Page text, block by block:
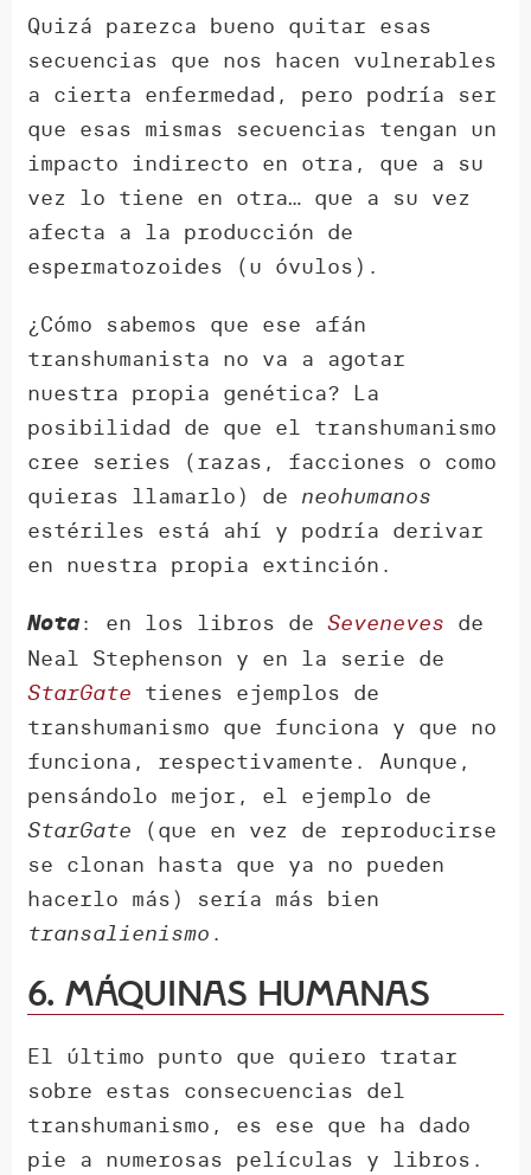
Quizá parezca bueno quitar esas
secuencias que nos hacen vulnerables
a cierta enfermedad, pero podría ser
que esas mismas secuencias tengan un
impacto indirecto en otra, que a su
vez lo tiene en otra… que a su vez
afecta a la producción de
espermatozoides (u óvulos).
¿Cómo sabemos que ese afán
transhumanista no va a agotar
nuestra propia genética? La
posibilidad de que el transhumanismo
cree series (razas, facciones o como
quieras llamarlo) de neohumanos
estériles está ahí y podría derivar
en nuestra propia extinción.
Nota: en los libros deSeveneves de
Neal Stephenson y en la serie de
StarGate tienes ejemplos de
transhumanismo que funciona y que no
funciona, respectivamente. Aunque,
pensándolo mejor, el ejemplo de
StarGate (que en vez de reproducirse
se clonan hasta que ya no pueden
hacerlo más) sería más bien
transalienismo .
6. Máquinas humanas
El último punto que quiero tratar
sobre estas consecuencias del
transhumanismo, es ese que ha dado
pie a numerosas películas y libros.